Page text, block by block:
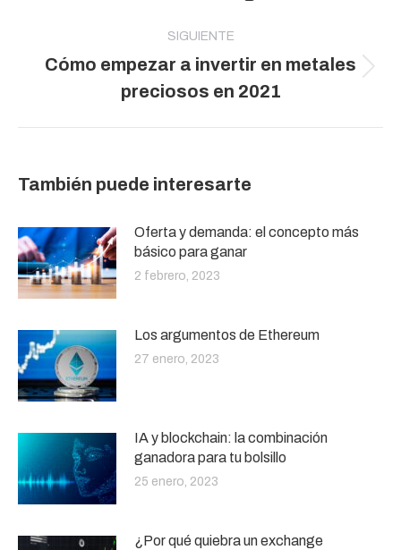
SIGUIENTE
Publicación
siguiente:
Cómo empezar a invertir en metales
preciosos en 2021
También puede interesarte
Oferta y demanda: el concepto más
básico para ganar
2 febrero, 2023
Los argumentos de Ethereum
27 enero, 2023
IA y blockchain: la combinación
ganadora para tu bolsillo
25 enero, 2023
¿Por qué quiebra un exchange